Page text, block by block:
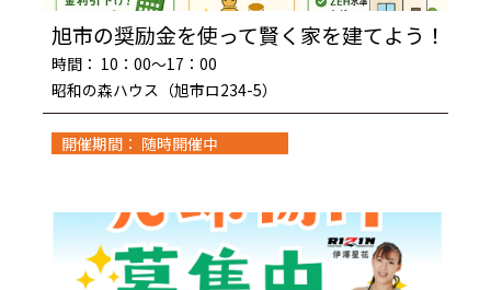
旭市の奨励金を使って賢く家を建てよう！
時間： 10：00～17：00
昭和の森ハウス（旭市ロ234-5）
開催期間： 随時開催中